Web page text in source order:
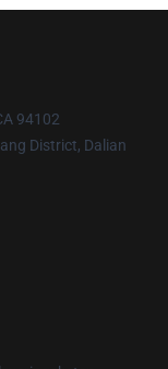
94102
District, Dalian